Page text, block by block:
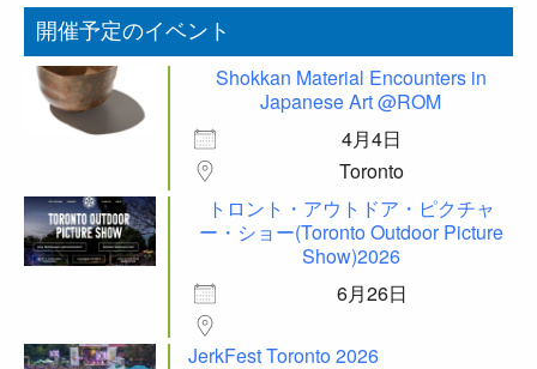
開催予定のイベント
Shokkan Material Encounters in
Japanese Art @ROM
4月4日
Toronto
トロント・アウトドア・ピクチャ
ー・ショー(Toronto Outdoor Picture
Show)2026
6月26日
JerkFest Toronto 2026